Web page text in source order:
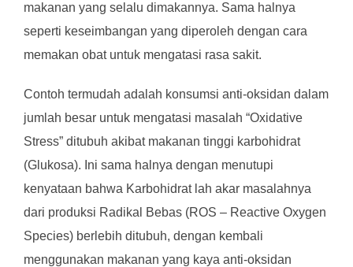
makanan yang selalu dimakannya. Sama halnya
seperti keseimbangan yang diperoleh dengan cara
memakan obat untuk mengatasi rasa sakit.
Contoh termudah adalah konsumsi anti-oksidan dalam
jumlah besar untuk mengatasi masalah “Oxidative
Stress” ditubuh akibat makanan tinggi karbohidrat
(Glukosa). Ini sama halnya dengan menutupi
kenyataan bahwa Karbohidrat lah akar masalahnya
dari produksi Radikal Bebas (ROS – Reactive Oxygen
Species) berlebih ditubuh, dengan kembali
menggunakan makanan yang kaya anti-oksidan